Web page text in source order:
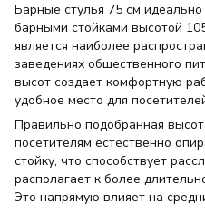
Барные стулья 75 см
барными стойками высотой
является наиболее
заведениях общественного
высот создает комфортную
удобное место для
Правильно подобранная
посетителям естественно
стойку, что способствует
располагает к более
Это напрямую влияет на